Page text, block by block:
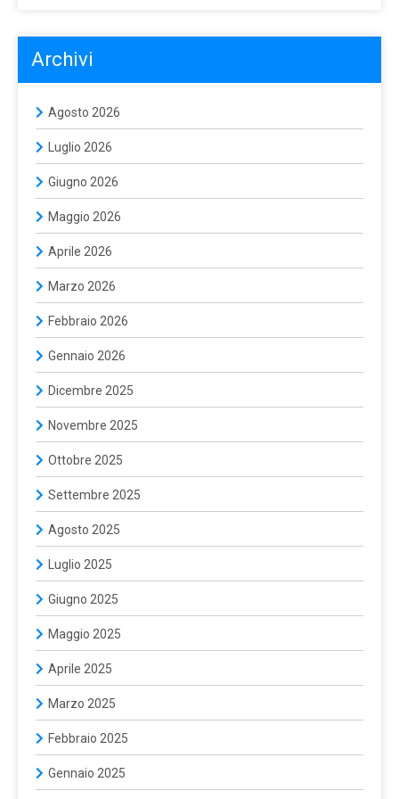
Archivi
Agosto 2026
Luglio 2026
Giugno 2026
Maggio 2026
Aprile 2026
Marzo 2026
Febbraio 2026
Gennaio 2026
Dicembre 2025
Novembre 2025
Ottobre 2025
Settembre 2025
Agosto 2025
Luglio 2025
Giugno 2025
Maggio 2025
Aprile 2025
Marzo 2025
Febbraio 2025
Gennaio 2025